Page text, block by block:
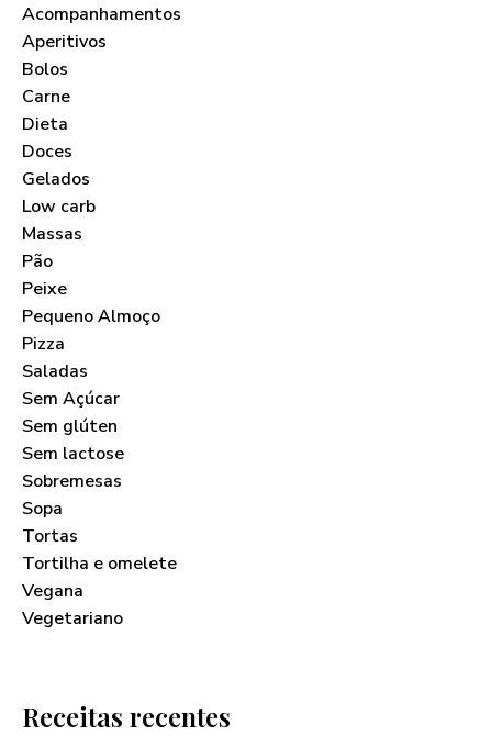
Acompanhamentos
Aperitivos
Bolos
Carne
Dieta
Doces
Gelados
Low carb
Massas
Pão
Peixe
Pequeno Almoço
Pizza
Saladas
Sem Açúcar
Sem glúten
Sem lactose
Sobremesas
Sopa
Tortas
Tortilha e omelete
Vegana
Vegetariano
Receitas recentes